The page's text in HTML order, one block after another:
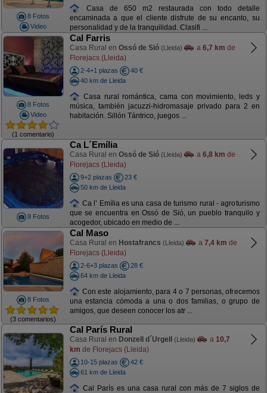
8 Fotos
Video
Casa de 650 m2 restaurada con todo detalle
encaminada a que el cliente disfrute de su encanto, su
personalidad y de la tranquilidad. Clasifi ...
8 Fotos
Video
(1 comentario)
Cal Farris
Casa Rural en Ossó de Sió (Lleida) a 6,7 km de
Florejacs (Lleida)
2-4+1 plazas
40 €
40 km de Lleida
Casa rural romántica, cama con movimiento, leds y
música, también jacuzzi-hidromasaje privado para 2 en
habitación. Sillón Tántrico, juegos ...
8 Fotos
Ca L´Emília
Casa Rural en Ossó de Sió (Lleida) a 6,8 km de
Florejacs (Lleida)
9+2 plazas
23 €
50 km de Lleida
Ca l’ Emília es una casa de turismo rural - agroturismo
que se encuentra en Ossó de Sió, un pueblo tranquilo y
acogedor, ubicado en medio de ...
8 Fotos
(3 comentarios)
Cal Maso
Casa Rural en Hostafrancs (Lleida) a 7,4 km de
Florejacs (Lleida)
2-6+3 plazas
28 €
64 km de Lleida
Con este alojamiento, para 4 o 7 personas, ofrecemos
una estancia cómoda a una o dos familias, o grupo de
amigos, que deseen conocer los atr ...
Cal París Rural
Casa Rural en Donzell d´Urgell (Lleida) a 10,7
km de Florejacs (Lleida)
10-15 plazas
42 €
61 km de Lleida
Cal París es una casa rural con más de 7 siglos de